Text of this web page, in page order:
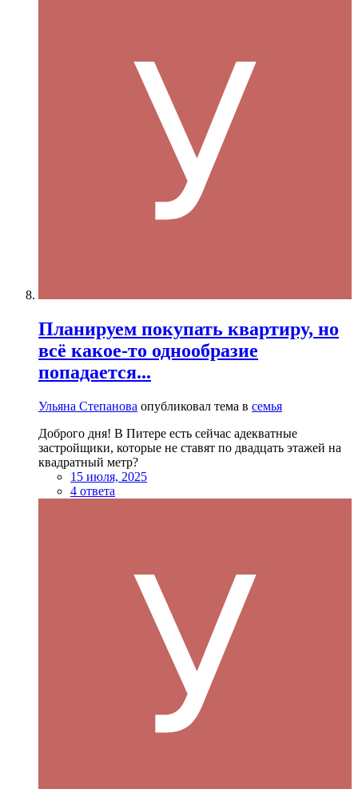
Планируем покупать квартиру, но
всё какое-то однообразие
попадается...
Ульяна Степанова опубликовал тема в семья
Доброго дня! В Питере есть сейчас адекватные
застройщики, которые не ставят по двадцать этажей на
квадратный метр?
15 июля, 2025
4 ответа